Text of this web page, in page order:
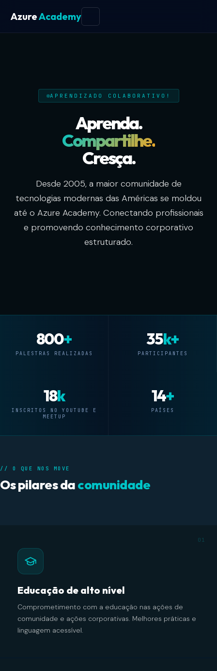
AzureAcademy
APRENDIZADO COLABORATIVO!
Aprenda.
Compartilhe.
Cresça.
Desde 2005, a maior comunidade de
tecnologias modernas das Américas se moldou
até o Azure Academy. Conectando profissionais
e promovendo conhecimento corporativo
estruturado.
800+
PALESTRAS REALIZADAS
35k+
PARTICIPANTES
18k
INSCRITOS NO YOUTUBE E
MEETUP
14+
PAÍSES
// O QUE NOS MOVE
Os pilares dacomunidade
01
Educação de alto nível
Comprometimento com a educação nas ações de
comunidade e ações corporativas. Melhores práticas e
linguagem acessível.